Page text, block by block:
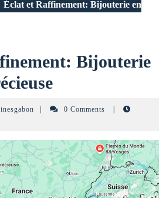
Éclat et Raffinement: Bijouterie en
Bijouterie
Éclat
et
Bijouterie
en
Pierre
minesgabon0 Comments